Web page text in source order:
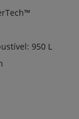
950 L